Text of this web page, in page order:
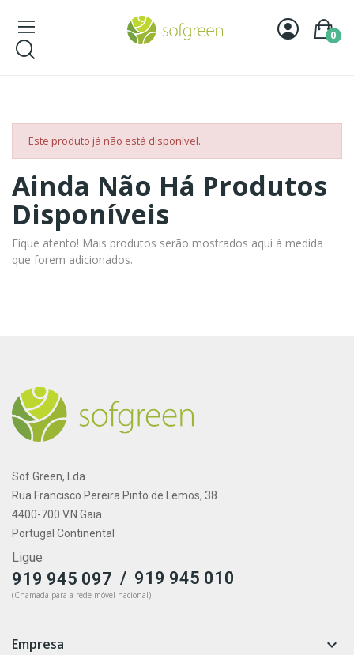
0
Este produto já não está disponível.
Ainda Não Há Produtos
Disponíveis
Fique atento! Mais produtos serão mostrados aqui à medida
que forem adicionados.
Sof Green, Lda
Rua Francisco Pereira Pinto de Lemos, 38
4400-700 V.N.Gaia
Portugal Continental
Ligue
919 945 097 / 919 945 010
(Chamada para a rede móvel nacional)
Empresa 